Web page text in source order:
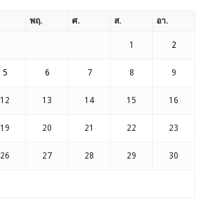
พฤ. ศ. ส. อา.
1 2
5 6 7 8 9
12 13 14 15 16
19 20 21 22 23
26 27 28 29 30